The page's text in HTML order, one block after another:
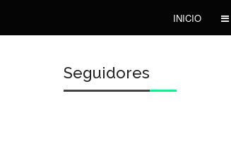
INICIO
Seguidores